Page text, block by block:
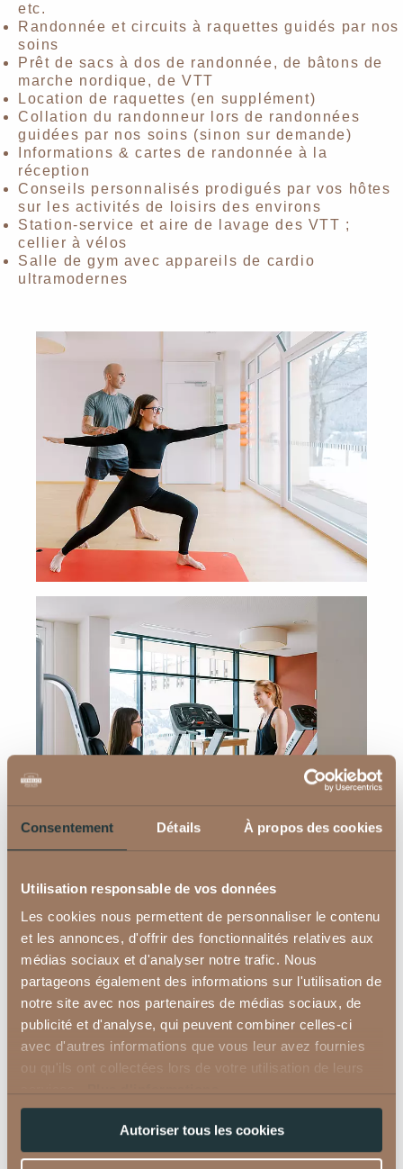
Consentement Détails À propos des cookies
Utilisation responsable de vos données
Les cookies nous permettent de personnaliser le contenu
et les annonces, d'offrir des fonctionnalités relatives aux
médias sociaux et d'analyser notre trafic. Nous
partageons également des informations sur l'utilisation de
notre site avec nos partenaires de médias sociaux, de
publicité et d'analyse, qui peuvent combiner celles-ci
avec d'autres informations que vous leur avez fournies
ou qu'ils ont collectées lors de votre utilisation de leurs
Autoriser tous les cookies
etc.
Randonnée et circuits à raquettes guidés par nos
soins
Prêt de sacs à dos de randonnée, de bâtons de
marche nordique, de VTT
Location de raquettes (en supplément)
Collation du randonneur lors de randonnées
guidées par nos soins (sinon sur demande)
Informations & cartes de randonnée à la
réception
Conseils personnalisés prodigués par vos hôtes
sur les activités de loisirs des environs
Station-service et aire de lavage des VTT ;
cellier à vélos
Salle de gym avec appareils de cardio
ultramodernes